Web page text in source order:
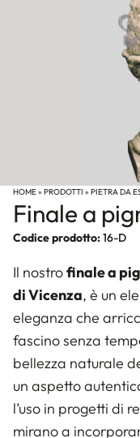
HOME» PRODOTTI » PIETRA DA
Finale a
Codice prodotto:16-D
Il nostrofinale a
di Vicenza, è un
eleganza che
fascino senza
bellezza naturale
un aspetto
l’uso in progetti di
mirano a